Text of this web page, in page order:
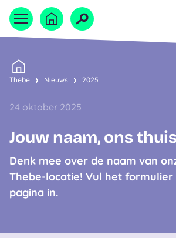
Home
Thebe Nieuws 2025
24 oktober 2025
Jouw naam, ons
Denk mee over de naam van
Thebe-locatie! Vul het formulier
pagina in.